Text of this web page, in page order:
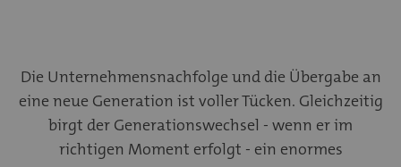
Die Unternehmensnachfolge und die Übergabe an
eine neue Generation ist voller Tücken. Gleichzeitig
birgt der Generationswechsel - wenn er im
richtigen Moment erfolgt - ein enormes